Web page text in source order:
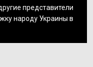
представители
народу Украины в